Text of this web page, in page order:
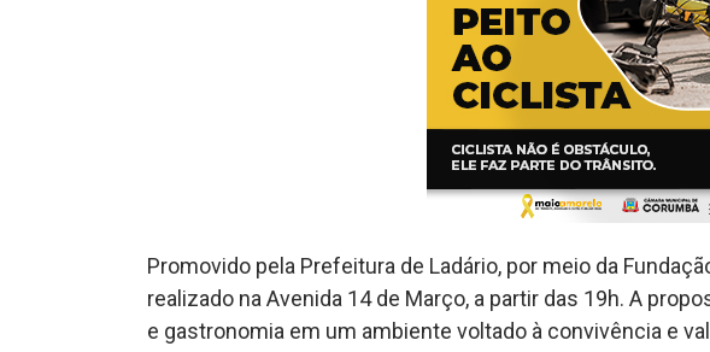
Promovido pela Prefeitura de Ladário, por meio da
realizado na Avenida 14 de Março, a partir das 19h. A
e gastronomia em um ambiente voltado à convivência e